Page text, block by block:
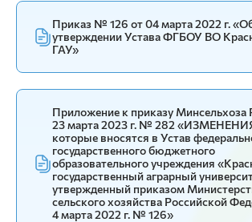
Приказ № 126 от 04 марта 2022 г.
утверждении Устава ФГБОУ ВО
ГАУ»
Приложение к приказу Минсельхоза
23 марта 2023 г. № 282
которые вносятся в Устав
государственного бюджетного
образовательного учреждения
государственный аграрный
утвержденный приказом
сельского хозяйства Российской
4 марта 2022 г. № 126»